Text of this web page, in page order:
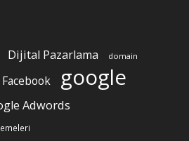
Dijital Pazarlama domain
Facebook google
Adwords